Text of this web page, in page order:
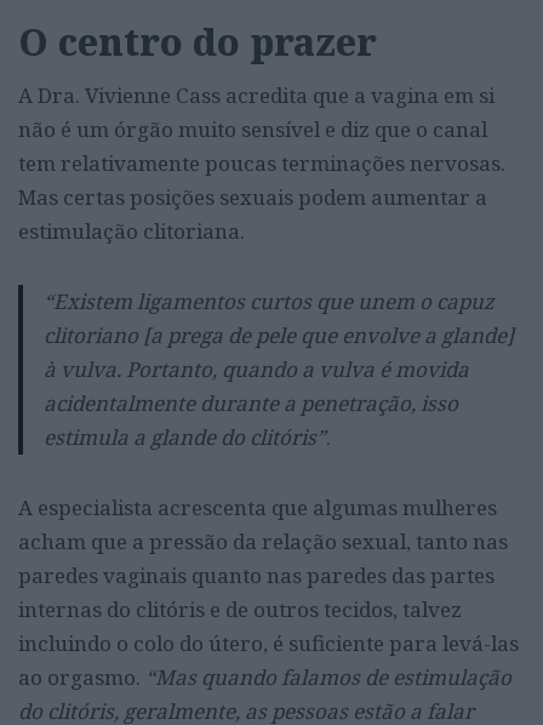
O centro do prazer
A Dra. Vivienne Cass acredita que a vagina em si
não é um órgão muito sensível e diz que o canal
tem relativamente poucas terminações nervosas.
Mas certas posições sexuais podem aumentar a
estimulação clitoriana.
“Existem ligamentos curtos que unem o capuz
clitoriano [a prega de pele que envolve a glande]
à vulva. Portanto, quando a vulva é movida
acidentalmente durante a penetração, isso
estimula a glande do clitóris”.
A especialista acrescenta que algumas mulheres
acham que a pressão da relação sexual, tanto nas
paredes vaginais quanto nas paredes das partes
internas do clitóris e de outros tecidos, talvez
incluindo o colo do útero, é suficiente para levá-las
ao orgasmo. “Mas quando falamos de estimulação
do clitóris, geralmente, as pessoas estão a falar